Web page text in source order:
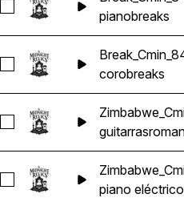
Seleccionar
pianobreaks
Seleccionar
corobreaks
Seleccionar
guitarras
Seleccionar
piano eléctrico